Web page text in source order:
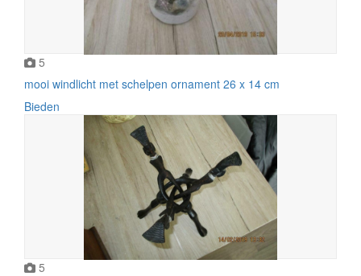
5
mooi windlicht met schelpen ornament 26 x 14 cm
Bieden
5